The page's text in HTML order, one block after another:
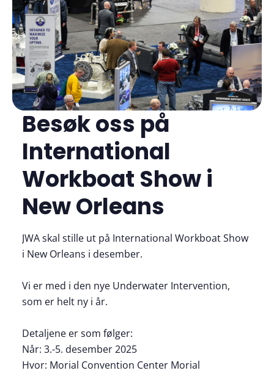
Besøk oss på
International
Workboat Show i
New Orleans
JWA skal stille ut på International Workboat Show
i New Orleans i desember.
Vi er med i den nye Underwater Intervention,
som er helt ny i år.
Detaljene er som følger:
Når: 3.-5. desember 2025
Hvor: Morial Convention Center Morial